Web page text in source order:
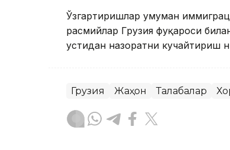
Ўзгартиришлар умуман
расмийлар Грузия фуқароси
устидан назоратни кучайтириш
Грузия Жаҳон Талабалар